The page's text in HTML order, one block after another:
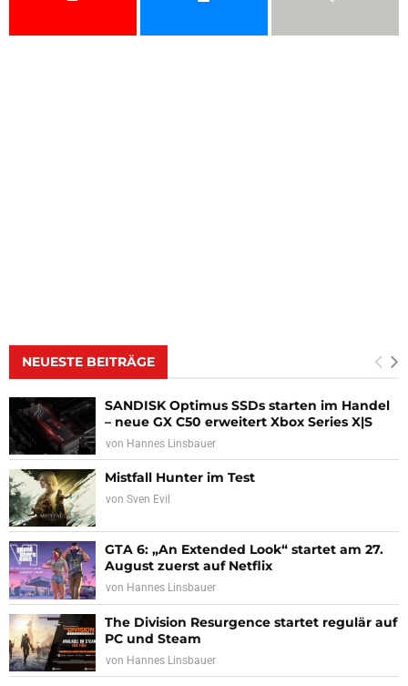
NEUESTE BEITRÄGE
SANDISK Optimus SSDs starten im Handel
– neue GX C50 erweitert Xbox Series X|S
von Hannes Linsbauer
Mistfall Hunter im Test
von Sven Evil
GTA 6: „An Extended Look“ startet am 27.
August zuerst auf Netflix
von Hannes Linsbauer
The Division Resurgence startet regulär auf
PC und Steam
von Hannes Linsbauer